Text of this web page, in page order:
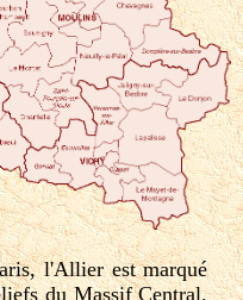
l'Allier est marqué
du Massif Central.